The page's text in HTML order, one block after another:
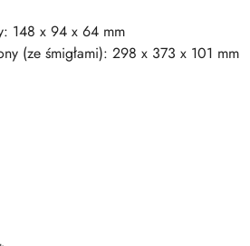
148 x 94 x 64 mm
(ze śmigłami): 298 x 373 x 101 mm